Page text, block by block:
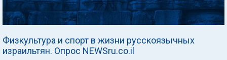
Физкультура и спорт в жизни русскоязычных
израильтян. Опрос NEWSru.co.il